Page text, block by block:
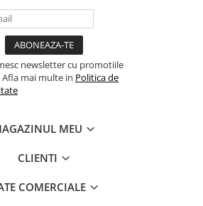
newsletter cu promotiile
mai multe in Politica de
MEU
CLIENTI
COMERCIALE